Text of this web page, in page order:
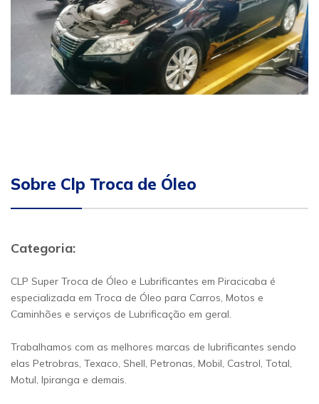
Sobre Clp Troca de Óleo
Categoria:
CLP Super Troca de Óleo e Lubrificantes em Piracicaba é
especializada em Troca de Óleo para Carros, Motos e
Caminhões e serviços de Lubrificação em geral.
Trabalhamos com as melhores marcas de lubrificantes sendo
elas Petrobras, Texaco, Shell, Petronas, Mobil, Castrol, Total,
Motul, Ipiranga e demais.